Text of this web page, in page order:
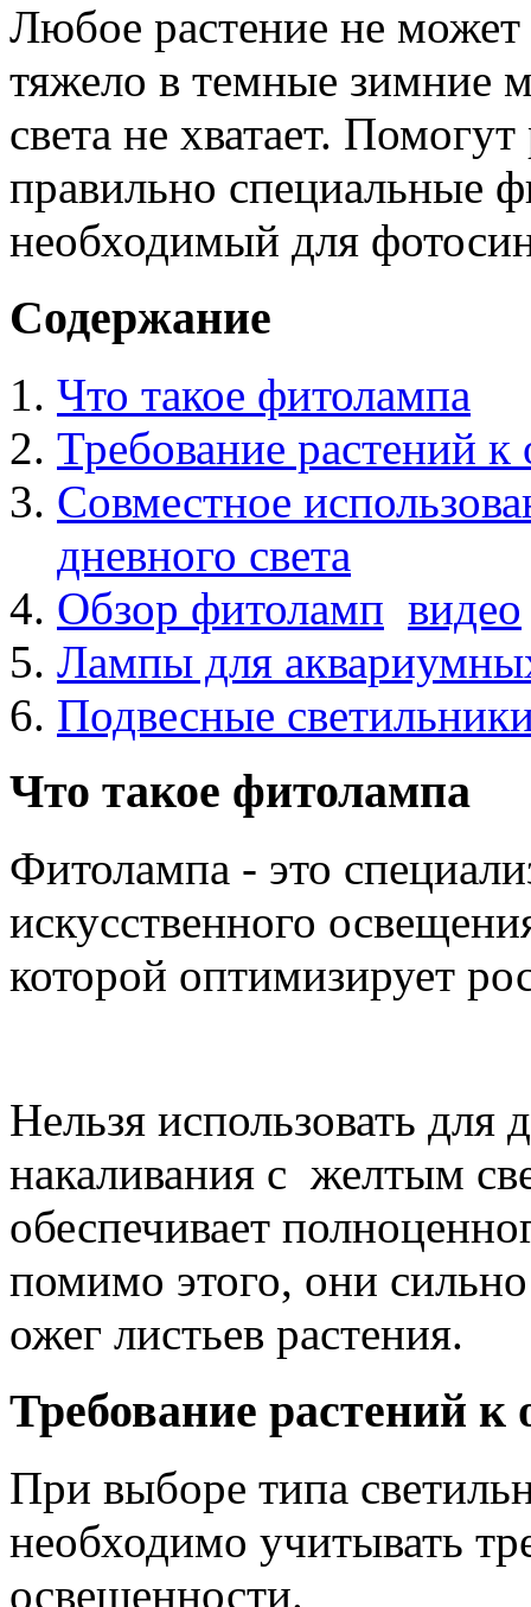
Любое растение не может
тяжело в темные зимние
света не хватает.
правильно специальные
необходимый для
Содержание
Что такое фитолампа
Требование растений
Совместное
дневного света
Обзор фитоламп видео
Лампы для
Подвесные
Что такое фитолампа
Фитолампа - это
искусственного
которой оптимизирует
Нельзя использовать
накаливания с желтым
обеспечивает
помимо этого, они
ожег листьев растения.
Требование растений к
При выборе типа
необходимо учитывать
освещенности.